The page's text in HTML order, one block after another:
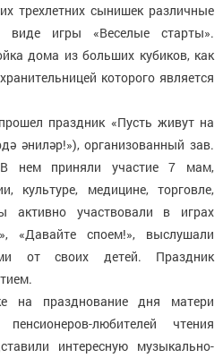
трехлетних сынишек различные
виде игры «Веселые старты».
дома из больших кубиков, как
которого является
праздник «Пусть живут на
әниләр!»), организованный зав.
нем приняли участие 7 мам,
культуре, медицине, торговле,
активно участвовали в играх
«Давайте споем!», выслушали
от своих детей. Праздник
на празднование дня матери
любителей чтения
интересную музыкально-